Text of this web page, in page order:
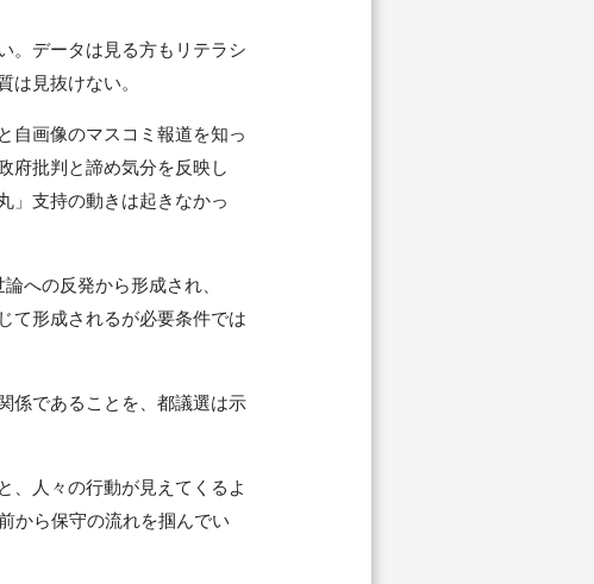
。データは見る方もリテラシ
見抜けない。
自画像のマスコミ報道を知っ
府批判と諦め気分を反映し
」支持の動きは起きなかっ
への反発から形成され、
て形成されるが必要条件では
係であることを、都議選は示
、人々の行動が見えてくるよ
から保守の流れを掴んでい